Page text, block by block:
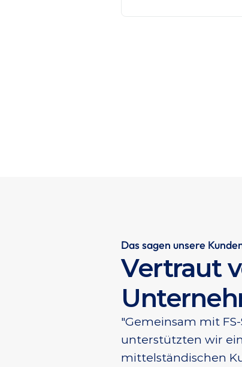
Das sagen unsere
Vertraut
"Gemeinsam mit FS-
unterstützten wir
mittelständischen